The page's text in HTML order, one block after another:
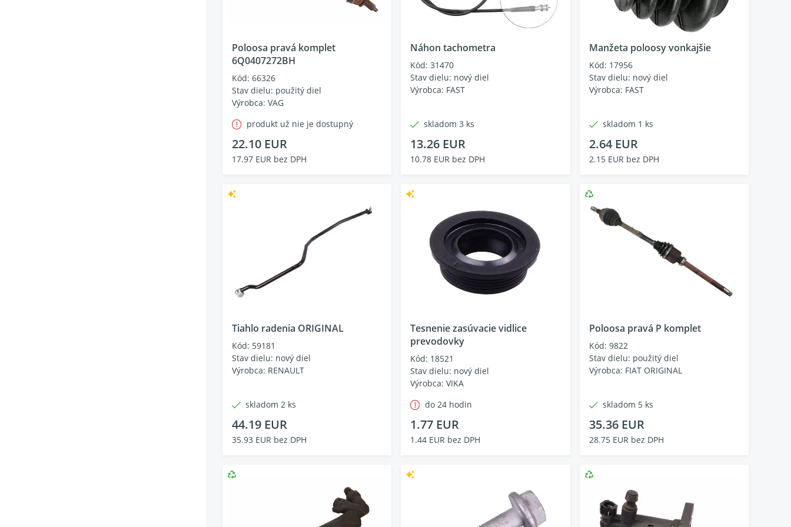
Poloosa pravá komplet
6Q0407272BH
Kód: 66326
Stav dielu: použitý diel
Výrobca: VAG
produkt už nie je dostupný
22.10 EUR
17.97 EUR bez DPH
Náhon tachometra
Kód: 31470
Stav dielu: nový diel
Výrobca: FAST
skladom 3 ks
13.26 EUR
10.78 EUR bez DPH
Manžeta poloosy vonkajšie
Kód: 17956
Stav dielu: nový diel
Výrobca: FAST
skladom 1 ks
2.64 EUR
2.15 EUR bez DPH
Tiahlo radenia ORIGINAL
Kód: 59181
Stav dielu: nový diel
Výrobca: RENAULT
skladom 2 ks
44.19 EUR
35.93 EUR bez DPH
Tesnenie zasúvacie vidlice
prevodovky
Kód: 18521
Stav dielu: nový diel
Výrobca: VIKA
do 24 hodin
1.77 EUR
1.44 EUR bez DPH
Poloosa pravá P komplet
Kód: 9822
Stav dielu: použitý diel
Výrobca: FIAT ORIGINAL
skladom 5 ks
35.36 EUR
28.75 EUR bez DPH